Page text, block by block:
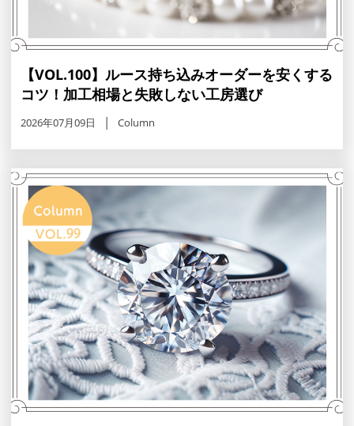
【VOL.100】ルース持ち込みオーダーを安くする
コツ！加工相場と失敗しない工房選び
2026年07月09日 Column